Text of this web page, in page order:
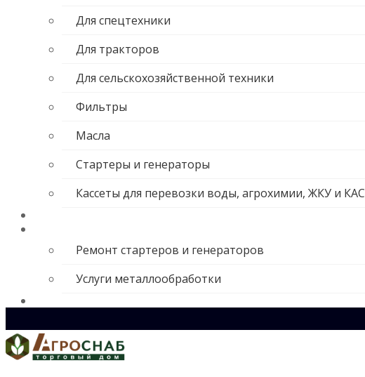
Для спецтехники
Для тракторов
Для сельскохозяйственной техники
Фильтры
Масла
Стартеры и генераторы
Кассеты для перевозки воды, агрохимии, ЖКУ и КАС
Ремонт стартеров и генераторов
Услуги металлообработки